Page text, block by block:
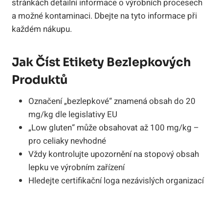
stránkách detailní informace o výrobních procesech
a možné kontaminaci. Dbejte na tyto informace při
každém nákupu.
Jak Číst Etikety Bezlepkových
Produktů
Označení „bezlepkové“ znamená obsah do 20
mg/kg dle legislativy EU
„Low gluten“ může obsahovat až 100 mg/kg –
pro celiaky nevhodné
Vždy kontrolujte upozornění na stopový obsah
lepku ve výrobním zařízení
Hledejte certifikační loga nezávislých organizací